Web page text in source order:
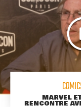
MARVEL
RENCONTRE